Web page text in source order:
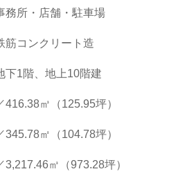
所・店舗・駐車場
コンクリート造
1階、地上10階建
416.38㎥（125.95坪）
345.78㎡（104.78坪）
3,217.46㎥（973.28坪）